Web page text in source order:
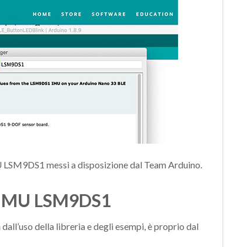
messi a disposizione dal Team Arduino.
LSM9DS1
della libreria e degli esempi, è proprio dal